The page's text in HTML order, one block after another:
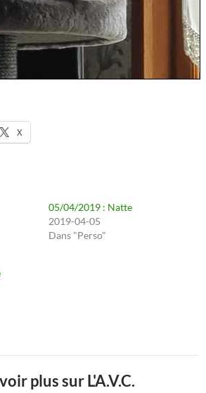
X
05/04/2019 : Natte
2019-04-05
Dans "Perso"
plus sur L'A.V.C.